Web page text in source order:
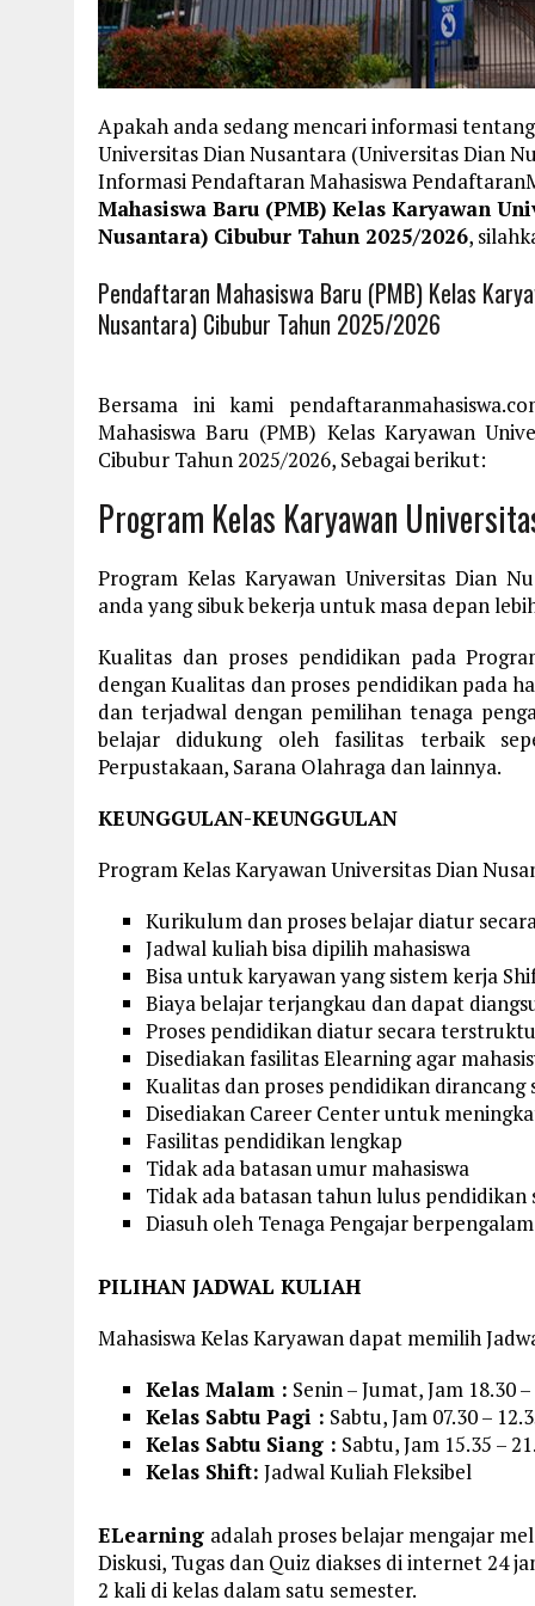
Apakah anda sedang mencari informasi
Universitas Dian Nusantara (Universitas Dian
Informasi Pendaftaran Mahasiswa
Mahasiswa Baru (PMB) Kelas Karyawan
Nusantara) Cibubur Tahun 2025/2026,
Pendaftaran Mahasiswa Baru (PMB) Kelas
Nusantara) Cibubur Tahun 2025/2026
Bersama ini kami
Mahasiswa Baru (PMB) Kelas Karyawan
Cibubur Tahun 2025/2026, Sebagai berikut:
Program Kelas Karyawan
Program Kelas Karyawan Universitas Dian
anda yang sibuk bekerja untuk masa depan
Kualitas dan proses pendidikan pada
dengan Kualitas dan proses pendidikan pada
dan terjadwal dengan pemilihan tenaga
belajar didukung oleh fasilitas terbaik
Perpustakaan, Sarana Olahraga dan lainnya.
KEUNGGULAN-KEUNGGULAN
Program Kelas Karyawan Universitas Dian
Kurikulum dan proses belajar diatur
Jadwal kuliah bisa dipilih mahasiswa
Bisa untuk karyawan yang sistem kerja
Biaya belajar terjangkau dan dapat
Proses pendidikan diatur secara
Disediakan fasilitas Elearning agar
Kualitas dan proses pendidikan dirancang
Disediakan Career Center untuk
Fasilitas pendidikan lengkap
Tidak ada batasan umur mahasiswa
Tidak ada batasan tahun lulus pendidikan
Diasuh oleh Tenaga Pengajar
PILIHAN JADWAL KULIAH
Mahasiswa Kelas Karyawan dapat memilih
Kelas Malam : Senin – Jumat, Jam 18.30
Kelas Sabtu Pagi : Sabtu, Jam 07.30 –
Kelas Sabtu Siang : Sabtu, Jam 15.35 –
Kelas Shift: Jadwal Kuliah Fleksibel
ELearning adalah proses belajar mengajar
Diskusi, Tugas dan Quiz diakses di internet 24
2 kali di kelas dalam satu semester.